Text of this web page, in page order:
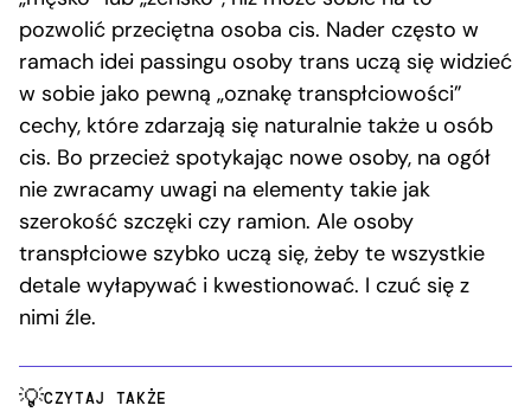
pozwolić przeciętna osoba cis. Nader często w
ramach idei passingu osoby trans uczą się widzieć
w sobie jako pewną „oznakę transpłciowości”
cechy, które zdarzają się naturalnie także u osób
cis. Bo przecież spotykając nowe osoby, na ogół
nie zwracamy uwagi na elementy takie jak
szerokość szczęki czy ramion. Ale osoby
transpłciowe szybko uczą się, żeby te wszystkie
detale wyłapywać i kwestionować. I czuć się z
nimi źle.
CZYTAJ TAKŻE